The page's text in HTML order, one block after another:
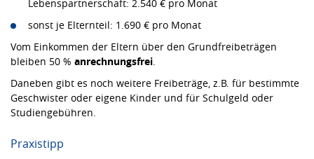
Lebenspartnerschaft: 2.540 € pro Monat
sonst je Elternteil: 1.690 € pro Monat
Vom Einkommen der Eltern über den Grundfreibeträgen
bleiben 50 % anrechnungsfrei
Daneben gibt es noch weitere Freibeträge, z.B. für bestimmte
Geschwister oder eigene Kinder und für Schulgeld oder
Studiengebühren.
Praxistipp